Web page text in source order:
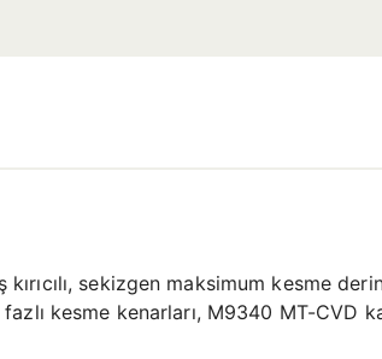
sekizgen maksimum kesme
fazlı kesme kenarları, M9340 MT-